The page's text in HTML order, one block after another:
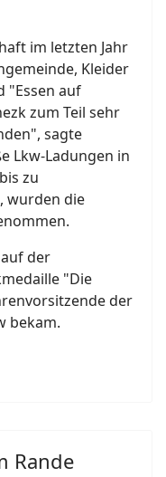
im letzten Jahr
Kleider
"Essen auf
zum Teil sehr
sagte
Lkw-Ladungen in
zu
wurden die
der
"Die
der
bekam.
Rande